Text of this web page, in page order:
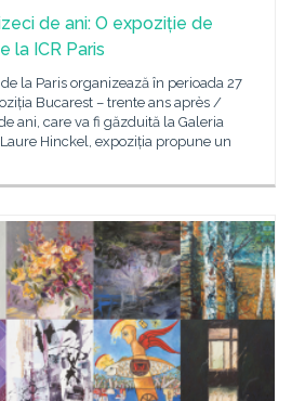
de ani: O expoziție de
la ICR Paris
la Paris organizează în perioada 27
Bucarest – trente ans après /
ani, care va fi găzduită la Galeria
Hinckel, expoziția propune un